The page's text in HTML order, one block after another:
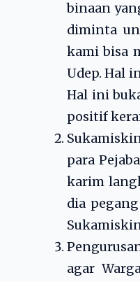
binaan
diminta
kami bisa
Udep. Hal
Hal ini
positif
para
karim
dia
agar